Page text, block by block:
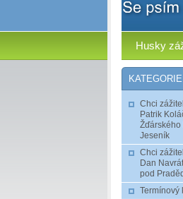
Husky
KATEGORIE
Chci
Patrik
Žďárského
Jeseník
Chci
Dan
pod
Termínový